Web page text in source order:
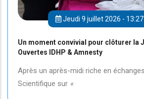
Jeudi 9 juillet 2026 - 13:27
Un moment convivial pour clôturer la
Ouvertes IDHP & Amnesty
Après un après-midi riche en
Scientifique sur «